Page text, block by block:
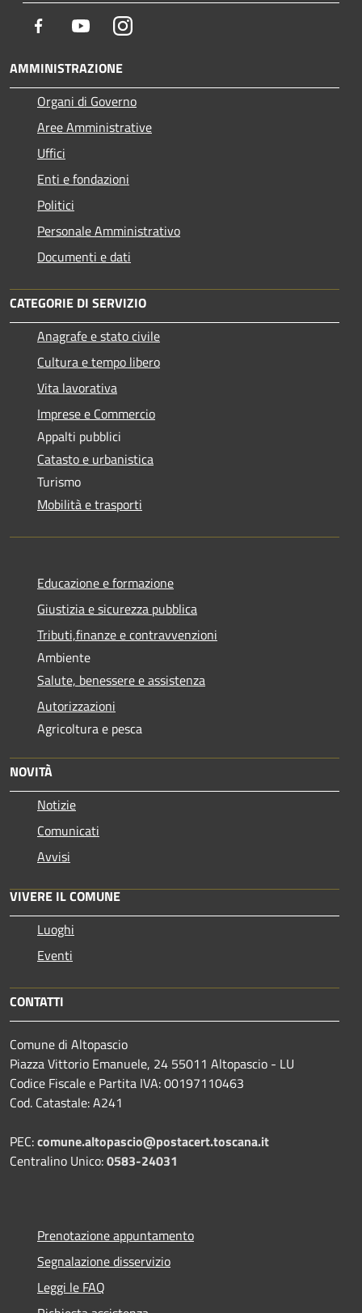
Facebook YoutubeInstagram
AMMINISTRAZIONE
Organi di Governo
Aree Amministrative
Uffici
Enti e fondazioni
Politici
Personale Amministrativo
Documenti e dati
CATEGORIE DI SERVIZIO
Anagrafe e stato civile
Cultura e tempo libero
Vita lavorativa
Imprese e Commercio
Appalti pubblici
Catasto e urbanistica
Turismo
Mobilità e trasporti
Educazione e formazione
Giustizia e sicurezza pubblica
Tributi,finanze e contravvenzioni
Ambiente
Salute, benessere e assistenza
Autorizzazioni
Agricoltura e pesca
NOVITÀ
Notizie
Comunicati
Avvisi
VIVERE IL COMUNE
Luoghi
Eventi
CONTATTI
Comune di Altopascio
Piazza Vittorio Emanuele, 24 55011 Altopascio - LU
Codice Fiscale e Partita IVA: 00197110463
Cod. Catastale: A241
PEC:comune.altopascio@postacert.toscana.it
Centralino Unico:0583-24031
Prenotazione appuntamento
Segnalazione disservizio
Leggi le FAQ